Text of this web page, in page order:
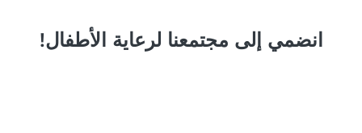
انضمي إلى مجتمعنا لرعاية الأطفال!